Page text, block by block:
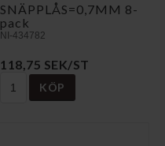
SNÄPPLÅS=0,7MM 8-
pack
NI-434782
118,75 SEK/ST
KÖP